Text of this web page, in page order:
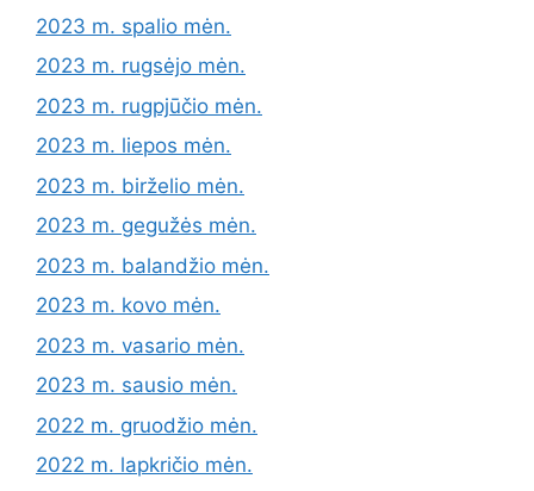
2023 m. spalio mėn.
2023 m. rugsėjo mėn.
2023 m. rugpjūčio mėn.
2023 m. liepos mėn.
2023 m. birželio mėn.
2023 m. gegužės mėn.
2023 m. balandžio mėn.
2023 m. kovo mėn.
2023 m. vasario mėn.
2023 m. sausio mėn.
2022 m. gruodžio mėn.
2022 m. lapkričio mėn.